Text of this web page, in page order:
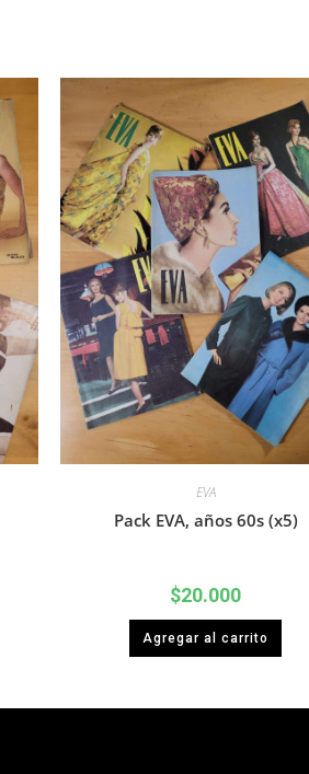
EVA
Pack EVA, años 60s (x5)
$20.000
Agregar al carrito